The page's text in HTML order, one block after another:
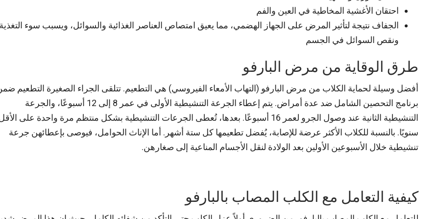
احتقان الأغشية المخاطية في العين والفم
الجفاف نتيجة لتأثير المرض على الجهاز الهضمي، مما يعيق امتصاص العناصر الغذائية والسوائل، ويسبب سوء
ونقص السوائل في الجسم
طرق الوقاية من مرض البارفو
أفضل وسيلة لحماية الكلاب من مرض البارفو (التهاب الأمعاء الفيروسي) هي التطعيم. تتلقى الجراء الصغيرة التطعيم
برنامج التحصين الشامل ضد عدة أمراض. يتم إعطاء الجرعة التنشيطية الأولى في عمر 8 إلى 12 أسبوعًا، والجرعة
التنشيطية الثانية عند وصول الجرو لعمر 16 أسبوعًا. بعدها، تُعطى الجرعات التنشيطية بشكل منتظم مرة واحدة على
سنويًا. بالنسبة للكلاب الأكثر عرضة للإصابة، يُفضل تطعيمها كل ستة أشهر. أما الإناث الحوامل، فيوصى بإعطائهن جرعة
تنشيطية خلال الأسبوعين الأولين بعد الولادة لنقل الأجسام المناعية إلى صغارهن.
كيفية التعامل مع الكلب المصاب بالبارفو